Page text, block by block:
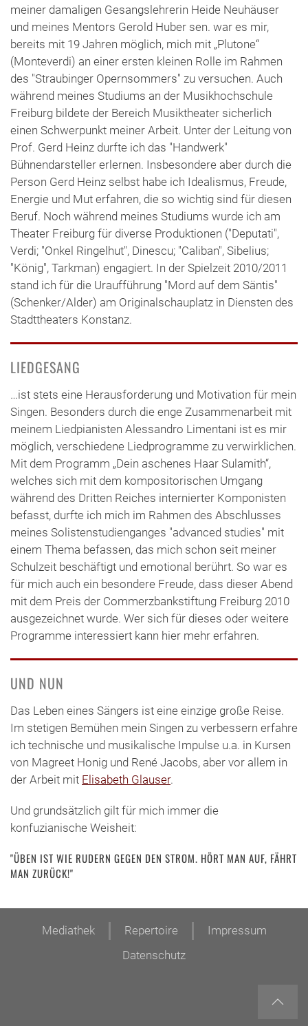
meiner damaligen Gesangslehrerin Heide Neuhäuser
und meines Mentors Gerold Huber sen. war es mir,
bereits mit 19 Jahren möglich, mich mit „Plutone“
(Monteverdi) an einer ersten kleinen Rolle im Rahmen
des "Straubinger Opernsommers" zu versuchen. Auch
während meines Studiums an der Musikhochschule
Freiburg bildete der Bereich Musiktheater sicherlich
einen Schwerpunkt meiner Arbeit. Unter der Leitung von
Prof. Gerd Heinz durfte ich das "Handwerk"
Bühnendarsteller erlernen. Insbesondere aber durch die
Person Gerd Heinz selbst habe ich Idealismus, Freude,
Energie und Mut erfahren, die so wichtig sind für diesen
Beruf. Noch während meines Studiums wurde ich am
Theater Freiburg für diverse Produktionen ("Deputati",
Verdi; "Onkel Ringelhut", Dinescu; "Caliban", Sibelius;
"König", Tarkman) engagiert. In der Spielzeit 2010/2011
stand ich für die Uraufführung "Mord auf dem Säntis"
(Schenker/Alder) am Originalschauplatz in Diensten des
Stadttheaters Konstanz.
LIEDGESANG
…ist stets eine Herausforderung und Motivation für mein
Singen. Besonders durch die enge Zusammenarbeit mit
meinem Liedpianisten Alessandro Limentani ist es mir
möglich, verschiedene Liedprogramme zu verwirklichen.
Mit dem Programm „Dein aschenes Haar Sulamith“,
welches sich mit dem kompositorischen Umgang
während des Dritten Reiches internierter Komponisten
befasst, durfte ich mich im Rahmen des Abschlusses
meines Solistenstudienganges "advanced studies" mit
einem Thema befassen, das mich schon seit meiner
Schulzeit beschäftigt und emotional berührt. So war es
für mich auch ein besondere Freude, dass dieser Abend
mit dem Preis der Commerzbankstiftung Freiburg 2010
ausgezeichnet wurde. Wer sich für dieses oder weitere
Programme interessiert kann hier mehr erfahren.
UND NUN
Das Leben eines Sängers ist eine einzige große Reise.
Im stetigen Bemühen mein Singen zu verbessern erfahre
ich technische und musikalische Impulse u.a. in Kursen
von Magreet Honig und René Jacobs, aber vor allem in
der Arbeit mit Elisabeth Glauser.
Und grundsätzlich gilt für mich immer die
konfuzianische Weisheit:
"ÜBEN IST WIE RUDERN GEGEN DEN STROM. HÖRT MAN AUF, FÄHRT
MAN ZURÜCK!"
Mediathek Repertoire
Impressum
Datenschutz